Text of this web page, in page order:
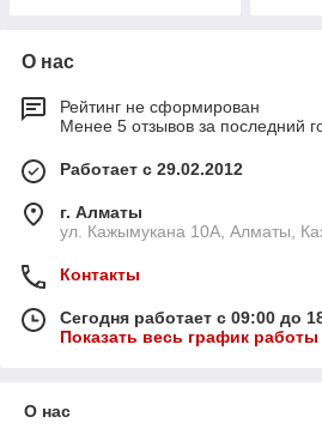
О нас
Рейтинг не сформирован
Менее 5 отзывов за последний
Работает с 29.02.2012
г. Алматы
ул. Кажымукана 10А, Алматы,
Контакты
Сегодня работает с 09:00 до
Показать весь график работы
О нас